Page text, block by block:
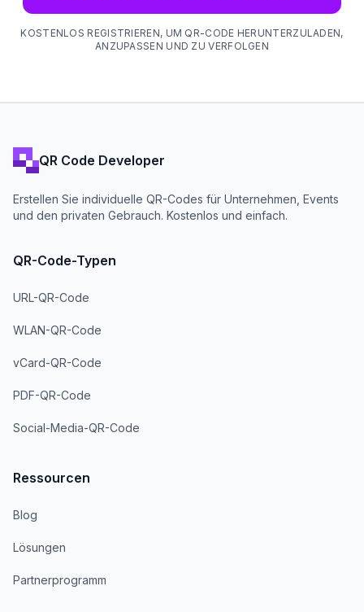
KOSTENLOS REGISTRIEREN, UM QR-CODE HERUNTERZULADEN,
ANZUPASSEN UND ZU VERFOLGEN
QR Code Developer
Erstellen Sie individuelle QR-Codes für Unternehmen, Events
und den privaten Gebrauch. Kostenlos und einfach.
QR-Code-Typen
URL-QR-Code
WLAN-QR-Code
vCard-QR-Code
PDF-QR-Code
Social-Media-QR-Code
Ressourcen
Blog
Lösungen
Partnerprogramm